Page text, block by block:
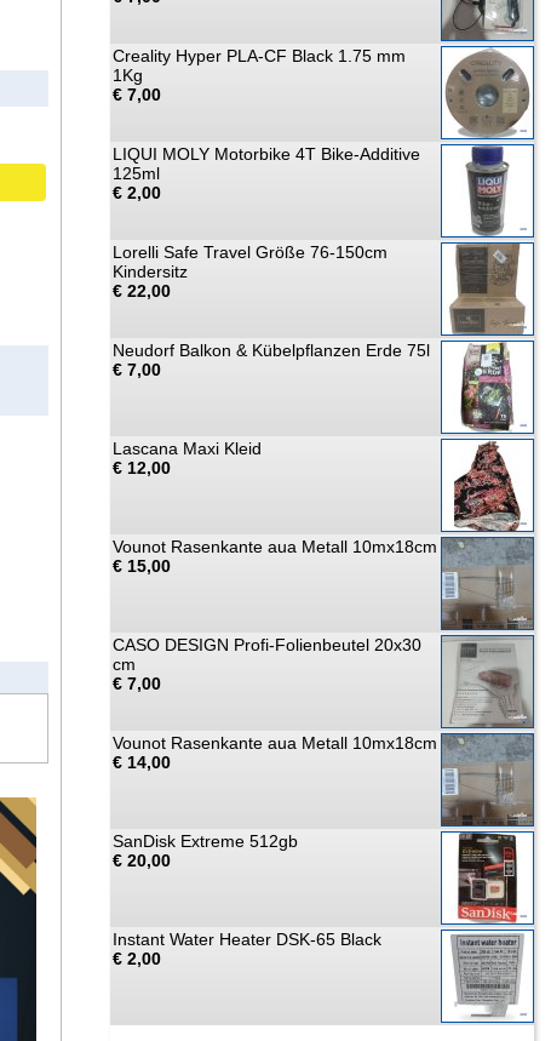
Creality Hyper PLA-CF Black 1.75 mm
1Kg
€ 7,00
LIQUI MOLY Motorbike 4T Bike-Additive
125ml
€ 2,00
Lorelli Safe Travel Größe 76-150cm
Kindersitz
€ 22,00
Neudorf Balkon & Kübelpflanzen Erde 75l
€ 7,00
Lascana Maxi Kleid
€ 12,00
Vounot Rasenkante aua Metall 10mx18cm
€ 15,00
CASO DESIGN Profi-Folienbeutel 20x30
cm
€ 7,00
Vounot Rasenkante aua Metall 10mx18cm
€ 14,00
SanDisk Extreme 512gb
€ 20,00
Instant Water Heater DSK-65 Black
€ 2,00